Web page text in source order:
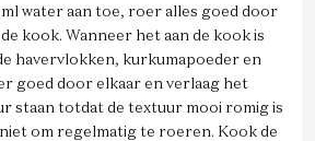
water aan toe, roer alles goed door
kook. Wanneer het aan de kook is
havervlokken, kurkumapoeder en
goed door elkaar en verlaag het
staan totdat de textuur mooi romig is
om regelmatig te roeren. Kook de